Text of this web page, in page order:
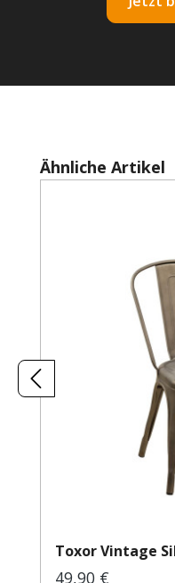
Produktgalerie
Ähnliche Artikel
Toxor Vintage
49,90 €